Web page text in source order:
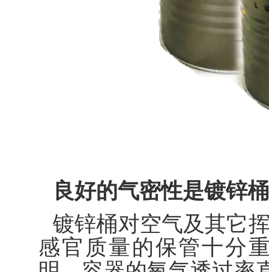
良好的气密性是镀锌
镀锌桶对空气及其它
感官质量的保管十分